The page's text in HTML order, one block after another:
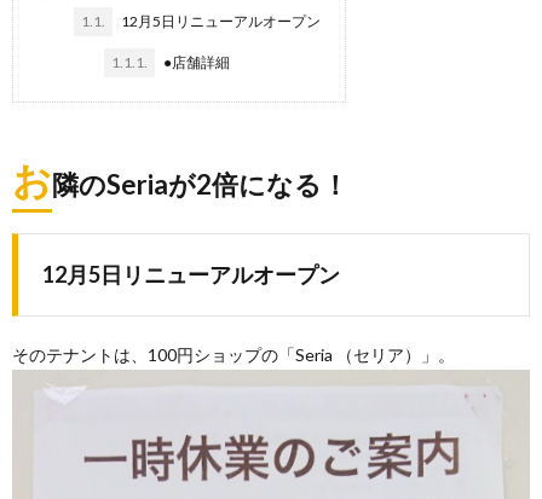
1.1. 12月5日リニューアルオープン
1.1.1. ●店舗詳細
お隣のSeriaが2倍になる！
12月5日リニューアルオープン
そのテナントは、100円ショップの「Seria （セリア）」。